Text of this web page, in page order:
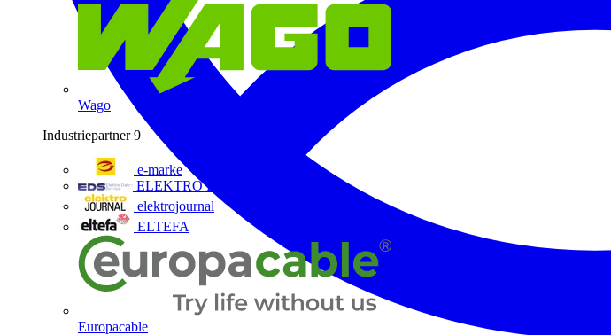
Wago
Industriepartner 9
e-marke
ELEKTRO Daten Serviceges
elektrojournal
ELTEFA
Europacable